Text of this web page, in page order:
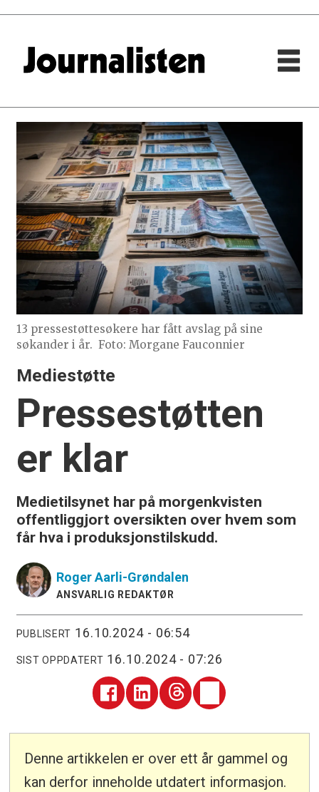
13 pressestøttesøkere har fått avslag på sine
søkander i år. Foto: Morgane Fauconnier
Mediestøtte
Pressestøtten
er klar
Medietilsynet har på morgenkvisten
offentliggjort oversikten over hvem som
får hva i produksjonstilskudd.
RogerAarli-Grøndalen
ANSVARLIG REDAKTØR
PUBLISERT 16.10.2024 - 06:54
SIST OPPDATERT 16.10.2024 - 07:26
Denne artikkelen er over ett år gammel og
kan derfor inneholde utdatert informasjon.